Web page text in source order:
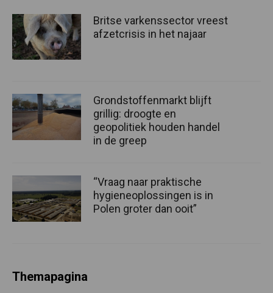
Britse varkenssector vreest
afzetcrisis in het najaar
Grondstoffenmarkt blijft
grillig: droogte en
geopolitiek houden handel
in de greep
“Vraag naar praktische
hygieneoplossingen is in
Polen groter dan ooit”
Themapagina